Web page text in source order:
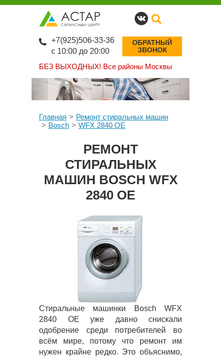
БЕЗ ВЫХОДНЫХ! Все районы Москвы
+7(925)506-33-36
с 10:00 до 20:00
ОБРАТНЫЙ
ЗВОНОК
Главная
Ремонт стиральных машин
Bosch
WFX 2840 OE
РЕМОНТ
СТИРАЛЬНЫХ
МАШИН BOSCH WFX
2840 OE
Стиральные машинки Bosch WFX
2840 OE уже давно снискали
одобрение среди потребителей во
всём мире, потому что ремонт им
нужен крайне редко. Это объяснимо,